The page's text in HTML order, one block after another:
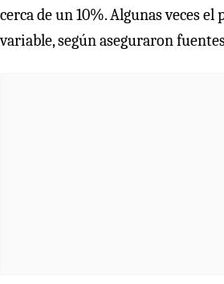
cerca de un 10%. Algunas veces
variable, según aseguraron